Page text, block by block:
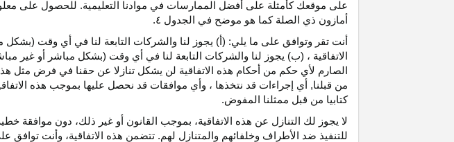
على موقعك كأمثلة على أفضل الممارسات في موادنا التعليمية. للحصول على
أمازون ذي الصلة كما هو موضح في الجدول ٤.
أنت تقر وتوافق على ما يلي: (أ) يجوز لنا والشركات التابعة لنا في أي وقت
الاتفاقية ، (ب) يجوز لنا والشركات التابعة لنا في أي وقت (بشكل مباشر أو
الصارم لأي حكم من أحكام هذه الاتفاقية لن يشكل تنازلا عن حقنا في فرض مثل
من قبلنا, أي إجراءات قد نتخذها ، وأي موافقات قد نحصل عليها بموجب هذه
كتابيا من قبل ممثلنا المفوض.
لا يجوز لك التنازل عن هذه الاتفاقية، بموجب القانون أو غير ذلك، دون موافقة
للتنفيذ ضد الأطراف وخلفائهم والمتنازل لهم. تتضمن هذه الاتفاقية، وأنت